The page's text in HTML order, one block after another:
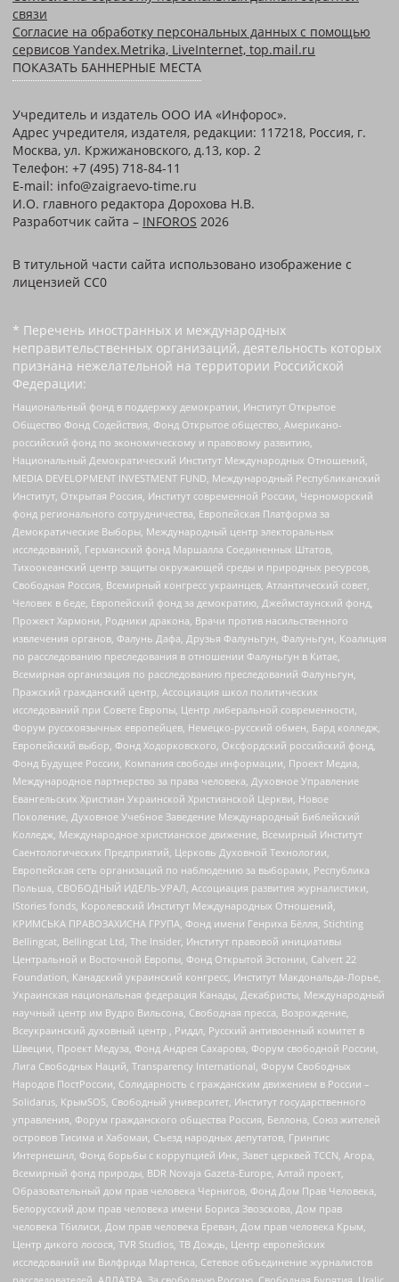
связи
Согласие на обработку персональных данных с помощью
сервисов Yandex.Metrika, LiveInternet, top.mail.ru
ПОКАЗАТЬ БАННЕРНЫЕ МЕСТА
Учредитель и издатель ООО ИА «Инфорос».
Адрес учредителя, издателя, редакции: 117218, Россия, г.
Москва, ул. Кржижановского, д.13, кор. 2
Телефон: +7 (495) 718-84-11
E-mail: info@zaigraevo-time.ru
И.О. главного редактора Дорохова Н.В.
Разработчик сайта – INFOROS 2026
В титульной части сайта использовано изображение с
лицензией CC0
* Перечень иностранных и международных
неправительственных организаций, деятельность которых
признана нежелательной на территории Российской
Федерации:
Национальный фонд в поддержку демократии, Институт Открытое
Общество Фонд Содействия, Фонд Открытое общество, Американо-
российский фонд по экономическому и правовому развитию,
Национальный Демократический Институт Международных Отношений,
MEDIA DEVELOPMENT INVESTMENT FUND, Международный Республиканский
Институт, Открытая Россия, Институт современной России, Черноморский
фонд регионального сотрудничества, Европейская Платформа за
Демократические Выборы, Международный центр электоральных
исследований, Германский фонд Маршалла Соединенных Штатов,
Тихоокеанский центр защиты окружающей среды и природных ресурсов,
Свободная Россия, Всемирный конгресс украинцев, Атлантический совет,
Человек в беде, Европейский фонд за демократию, Джеймстаунский фонд,
Прожект Хармони, Родники дракона, Врачи против насильственного
извлечения органов, Фалунь Дафа, Друзья Фалуньгун, Фалуньгун, Коалиция
по расследованию преследования в отношении Фалуньгун в Китае,
Всемирная организация по расследованию преследований Фалуньгун,
Пражский гражданский центр, Ассоциация школ политических
исследований при Совете Европы, Центр либеральной современности,
Форум русскоязычных европейцев, Немецко-русский обмен, Бард колледж,
Европейский выбор, Фонд Ходорковского, Оксфордский российский фонд,
Фонд Будущее России, Компания свободы информации, Проект Медиа,
Международное партнерство за права человека, Духовное Управление
Евангельских Христиан Украинской Христианской Церкви, Новое
Поколение, Духовное Учебное Заведение Международный Библейский
Колледж, Международное христианское движение, Всемирный Институт
Саентологических Предприятий, Церковь Духовной Технологии,
Европейская сеть организаций по наблюдению за выборами, Республика
Польша, СВОБОДНЫЙ ИДЕЛЬ-УРАЛ, Ассоциация развития журналистики,
IStories fonds, Королевский Институт Международных Отношений,
КРИМСЬКА ПРАВОЗАХИСНА ГРУПА, Фонд имени Генриха Бёлля, Stichting
Bellingcat, Bellingcat Ltd, The Insider, Институт правовой инициативы
Центральной и Восточной Европы, Фонд Открытой Эстонии, Calvert 22
Foundation, Канадский украинский конгресс, Институт Макдональда-Лорье,
Украинская национальная федерация Канады, Декабристы, Международный
научный центр им Вудро Вильсона, Свободная пресса, Возрождение,
Всеукраинский духовный центр , Риддл, Русский антивоенный комитет в
Швеции, Проект Медуза, Фонд Андрея Сахарова, Форум свободной России,
Лига Свободных Наций, Transparеncy International, Форум Свободных
Народов ПостРоссии, Солидарность с гражданским движением в России –
Solidarus, КрымSOS, Свободный университет, Институт государственного
управления, Форум гражданского общества Россия, Беллона, Союз жителей
островов Тисима и Хабомаи, Съезд народных депутатов, Гринпис
Интернешнл, Фонд борьбы с коррупцией Инк, Завет церквей TCCN, Агора,
Всемирный фонд природы, BDR Novaja Gazeta-Europe, Алтай проект,
Образовательный дом прав человека Чернигов, Фонд Дом Прав Человека,
Белорусский дом прав человека имени Бориса Звозскова, Дом прав
человека Тбилиси, Дом прав человека Ереван, Дом прав человека Крым,
Центр дикого лосося, TVR Studios, ТВ Дождь, Центр европейских
исследований им Вилфрида Мартенса, Сетевое объединение журналистов